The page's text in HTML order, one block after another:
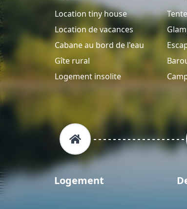
Location tiny house
Location de vacances
Cabane au bord de l'eau
Gîte rural
Logement insolite
Logement